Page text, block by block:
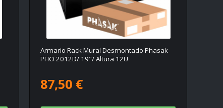
Armario Rack Mural Desmontado Phasak
PHO 2012D/ 19"/ Altura 12U
87,50 €